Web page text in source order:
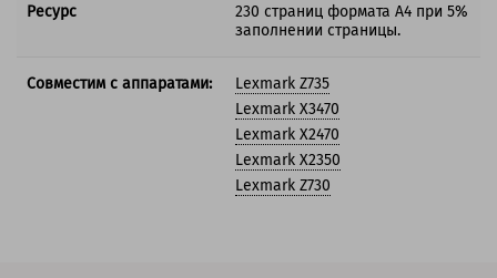
Ресурс
230 страниц формата А4 при 5%
заполнении страницы.
Совместим с аппаратами:
Lexmark Z735
Lexmark X3470
Lexmark X2470
Lexmark X2350
Lexmark Z730